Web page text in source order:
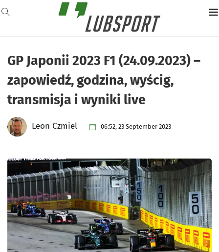
GP Japonii 2023 F1 (24.09.2023) –
zapowiedź, godzina, wyścig,
transmisja i wyniki live
Leon Czmiel 06:52, 23 September 2023